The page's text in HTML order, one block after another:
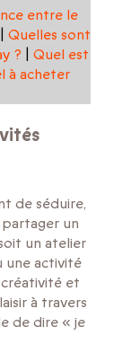
entre le
Quelles sont
?
Quel est
à acheter
de séduire,
un
un atelier
une activité
créativité et
à travers
de dire « je